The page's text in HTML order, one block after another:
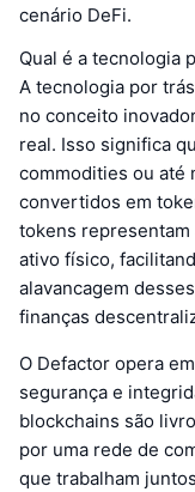
cenário DeFi.
Qual é a tecnologia
A tecnologia por
no conceito
real. Isso significa
commodities ou até
convertidos em
tokens
ativo físico,
alavancagem
finanças
O Defactor opera
segurança e
blockchains são
por uma rede de
que trabalham